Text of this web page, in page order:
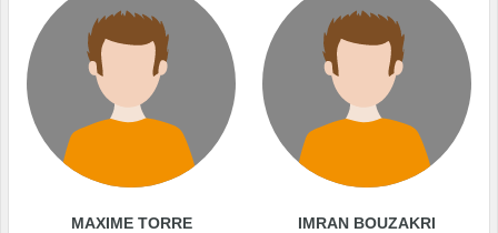
MAXIME TORRE IMRAN BOUZAKRI